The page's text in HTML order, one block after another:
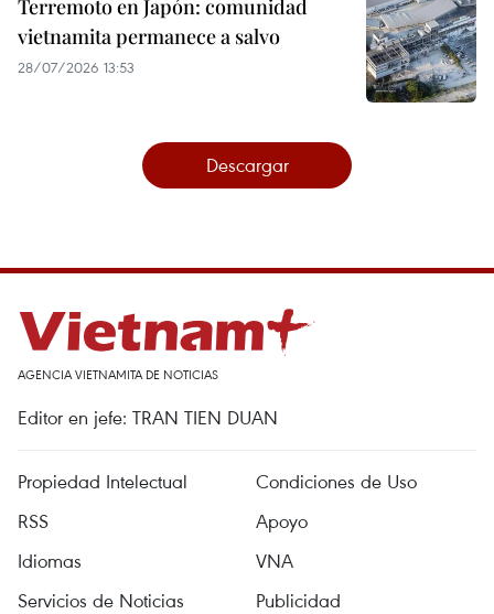
Terremoto en Japón: comunidad
vietnamita permanece a salvo
28/07/2026 13:53
Descargar
AGENCIA VIETNAMITA DE NOTICIAS
Editor en jefe: TRAN TIEN DUAN
Propiedad Intelectual
Condiciones de Uso
RSS
Apoyo
Idiomas
VNA
Servicios de Noticias
Publicidad